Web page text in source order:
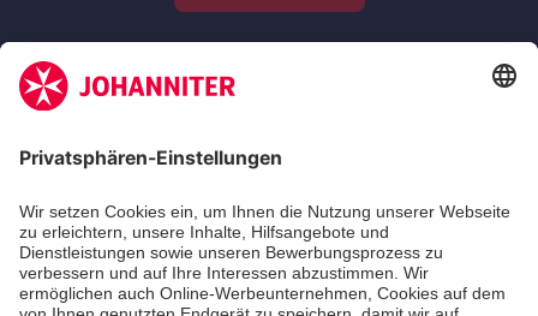
Zertifizierung der Johanniter-Unfall-Hilfe e.V.
Die Johanniter GmbH führt das Spendenzertifikat
des Deutschen Spendenrats e.V.